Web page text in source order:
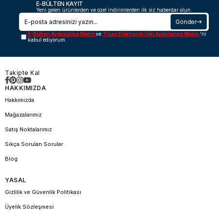
E-BÜLTEN KAYIT
Yeni gelen ürünlerden ve özel indirimlerden ilk siz haberdar olun.
Gönder
E-Bülten Aydınlatma Metnive Ticari Elektronik İleti Aydınlatma Metni 'ni
kabul ediyorum.
Takipte Kal
HAKKIMIZDA
Hakkımızda
Mağazalarımız
Satış Noktalarımız
Sıkça Sorulan Sorular
Blog
YASAL
Gizlilik ve Güvenlik Politikası
Üyelik Sözleşmesi